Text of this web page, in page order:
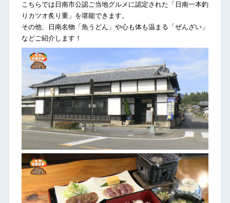
こちらでは日南市公認ご当地グルメに認定された「日南一本釣
りカツオ炙り重」を堪能できます。
その他、日南名物「魚うどん」や心も体も温まる「ぜんざい」
などご紹介します！